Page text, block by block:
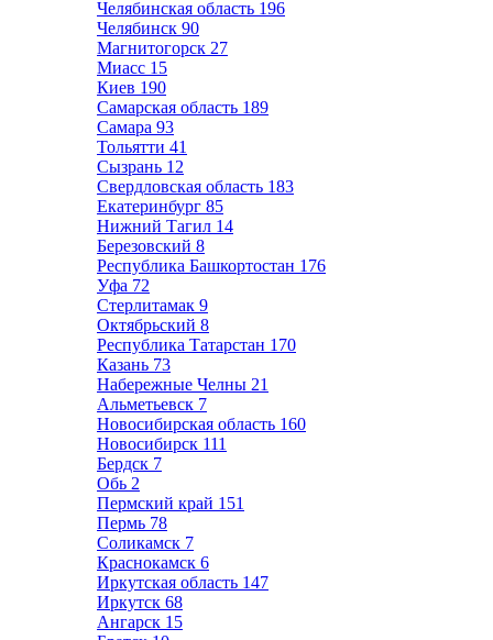
Челябинская область 196
Челябинск 90
Магнитогорск 27
Миасс 15
Киев 190
Самарская область 189
Самара 93
Тольятти 41
Сызрань 12
Свердловская область 183
Екатеринбург 85
Нижний Тагил 14
Березовский 8
Республика Башкортостан 176
Уфа 72
Стерлитамак 9
Октябрьский 8
Республика Татарстан 170
Казань 73
Набережные Челны 21
Альметьевск 7
Новосибирская область 160
Новосибирск 111
Бердск 7
Обь 2
Пермский край 151
Пермь 78
Соликамск 7
Краснокамск 6
Иркутская область 147
Иркутск 68
Ангарск 15